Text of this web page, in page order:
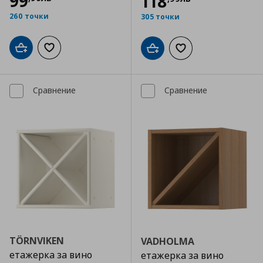
260 точки
Добави в кошницата
Добави към списъка с любими
305 точки
Добави в кошницата
Добави към
Сравнение
TÖRNVIKEN
етажерка за вино
Сравнение
VADHOLMA
етажерка за вино